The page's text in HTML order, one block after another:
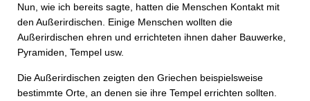
Nun, wie ich bereits sagte, hatten die Menschen Kontakt mit
den Außerirdischen. Einige Menschen wollten die
Außerirdischen ehren und errichteten ihnen daher Bauwerke,
Pyramiden, Tempel usw.
Die Außerirdischen zeigten den Griechen beispielsweise
bestimmte Orte, an denen sie ihre Tempel errichten sollten.